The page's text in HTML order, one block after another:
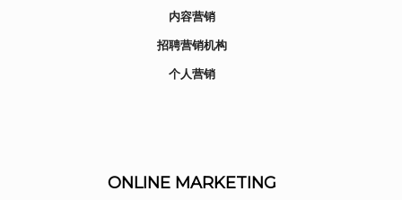
内容营销
招聘营销机构
个人营销
ONLINE MARKETING